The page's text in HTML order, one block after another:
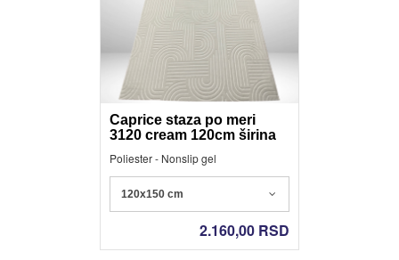
Caprice staza po meri
3120 cream 120cm širina
Poliester - Nonslip gel
120x150 cm
2.160,00 RSD